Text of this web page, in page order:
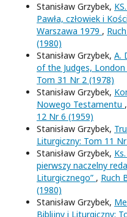
Stanisław Grzybek,
Pawła, człowiek i
Warszawa 1979 ,
(1980)
Stanisław Grzybek, A.
of the Judges,
Tom 31 Nr 2 (1978)
Stanisław Grzybek,
Nowego Testamentu ,
12 Nr 6 (1959)
Stanisław Grzybek,
Liturgiczny: Tom 11
Stanisław Grzybek,
pierwszy naczelny
Liturgicznego” , Ruch
(1980)
Stanisław Grzybek,
Biblijny i Liturgiczny: